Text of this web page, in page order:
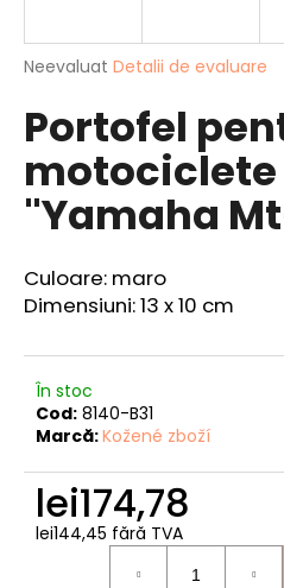
Evaluarea
a
produsului
0,0
din
Neevaluat Detalii de evaluare
Portofel
"Yamaha
Culoare: maro
Dimensiuni: 13 x 10 cm
În stoc
Cod: 8140-B31
Marcă:Kožené zboží
lei174,78
lei144,45 fără TVA
ă
e
c
a
n
ă
m
CENTURA
PIELE
"LOVU
ZDAR".
lei137,25